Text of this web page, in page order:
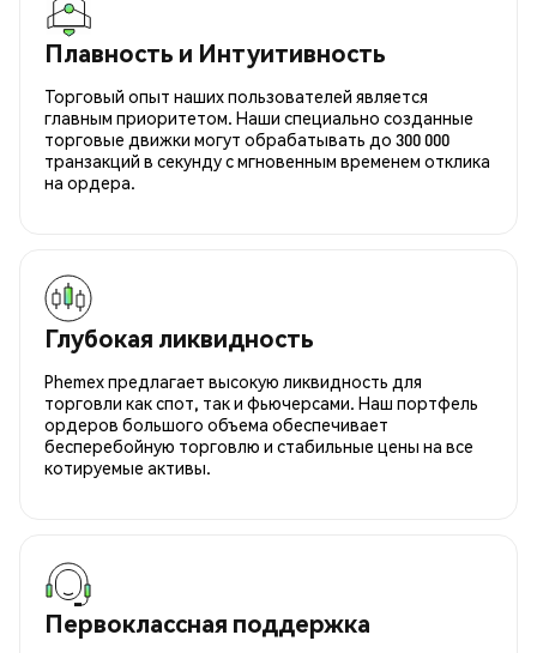
Плавность и Интуитивность
Торговый опыт наших пользователей является
главным приоритетом. Наши специально созданные
торговые движки могут обрабатывать до 300 000
транзакций в секунду с мгновенным временем отклика
на ордера.
Глубокая ликвидность
Phemex предлагает высокую ликвидность для
торговли как спот, так и фьючерсами. Наш портфель
ордеров большого объема обеспечивает
бесперебойную торговлю и стабильные цены на все
котируемые активы.
Первоклассная поддержка